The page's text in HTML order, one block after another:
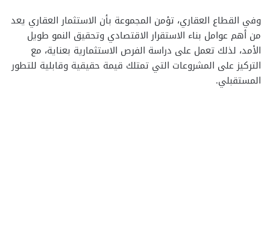
وفي القطاع العقاري، تؤمن المجموعة بأن الاستثمار العقاري يعد
من أهم عوامل بناء الاستقرار الاقتصادي وتحقيق النمو طويل
الأمد، لذلك تعمل على دراسة الفرص الاستثمارية بعناية، مع
التركيز على المشروعات التي تمتلك قيمة حقيقية وقابلية للتطور
المستقبلي.